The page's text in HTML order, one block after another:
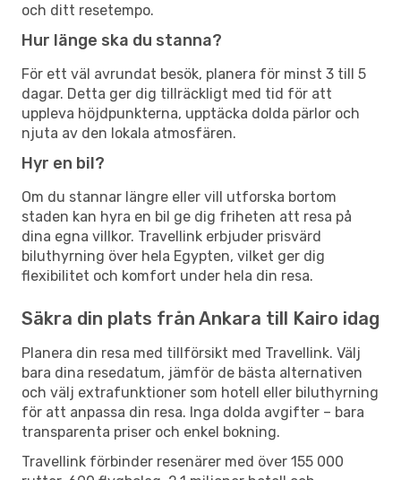
och ditt resetempo.
Hur länge ska du stanna?
För ett väl avrundat besök, planera för minst 3 till 5
dagar. Detta ger dig tillräckligt med tid för att
uppleva höjdpunkterna, upptäcka dolda pärlor och
njuta av den lokala atmosfären.
Hyr en bil?
Om du stannar längre eller vill utforska bortom
staden kan hyra en bil ge dig friheten att resa på
dina egna villkor. Travellink erbjuder prisvärd
biluthyrning över hela Egypten, vilket ger dig
flexibilitet och komfort under hela din resa.
Säkra din plats från Ankara till Kairo idag
Planera din resa med tillförsikt med Travellink. Välj
bara dina resedatum, jämför de bästa alternativen
och välj extrafunktioner som hotell eller biluthyrning
för att anpassa din resa. Inga dolda avgifter – bara
transparenta priser och enkel bokning.
Travellink förbinder resenärer med över 155 000